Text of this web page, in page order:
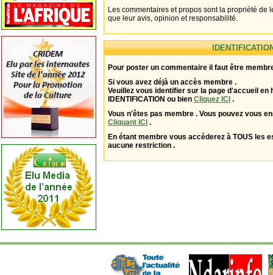
Les commentaires et propos sont la propriété de
que leur avis, opinion et responsabilité.
Pour poster un commentaire il faut être
Si vous avez déjà un accès membre .
Veuillez vous identifier sur la page d'accueil en
IDENTIFICATION ou bien Cliquez ICI .
Vous n'êtes pas membre . Vous pouvez vous
Cliquant ICI .
En étant membre vous accèderez à TOUS les
aucune restriction .